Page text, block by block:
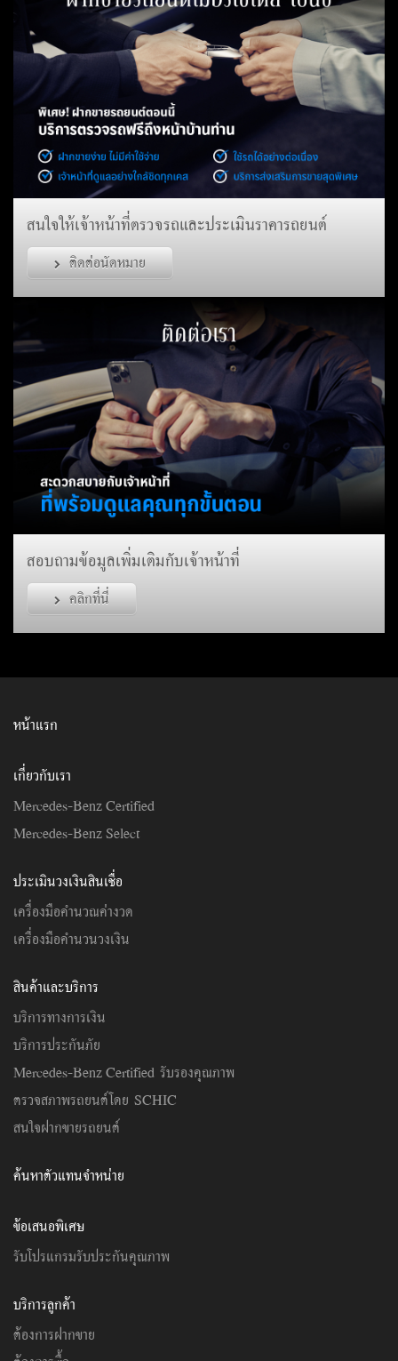
สนใจให้เจ้าหน้าที่ตรวจรถและประเมินราคารถยนต์
ติดต่อนัดหมาย
สอบถามข้อมูลเพิ่มเติมกับเจ้าหน้าที่
คลิกที่นี่
หน้าแรก
เกี่ยวกับเรา
Mercedes-Benz Certified
Mercedes-Benz Select
ประเมินวงเงินสินเชื่อ
เครื่องมือคำนวณค่างวด
เครื่องมือคำนวนวงเงิน
สินค้าและบริการ
บริการทางการเงิน
บริการประกันภัย
Mercedes-Benz Certified รับรองคุณภาพ
ตรวจสภาพรถยนต์โดย SCHIC
สนใจฝากขายรถยนต์
ค้นหาตัวแทนจำหน่าย
ข้อเสนอพิเศษ
รับโปรแกรมรับประกันคุณภาพ
บริการลูกค้า
ต้องการฝากขาย